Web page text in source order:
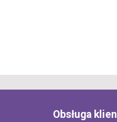
Obsługa